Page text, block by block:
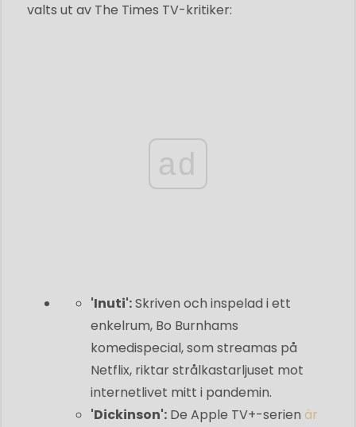
valts ut av The Times TV-kritiker:
ad
'Inuti':Skriven och inspelad i ett
enkelrum, Bo Burnhams
komedispecial, som streamas på
Netflix, riktar strålkastarljuset mot
internetlivet mitt i pandemin.
'Dickinson': De Apple TV+-serien är